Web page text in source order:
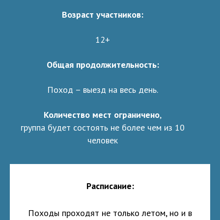
Возраст участников:
12+
Общая продолжительность:
Поход – выезд на весь день.
Количество мест ограничено,
группа будет состоять не более чем из 10
человек
Расписание:
Походы проходят не только летом, но и в